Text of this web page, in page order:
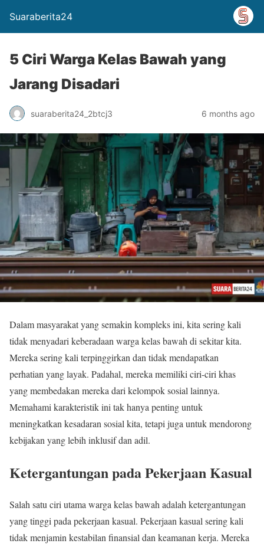
Suaraberita24
5 Ciri Warga Kelas Bawah yang
Jarang Disadari
suaraberita24_2btcj3 6 months ago
Dalam masyarakat yang semakin kompleks ini, kita sering kali
tidak menyadari keberadaan warga kelas bawah di sekitar kita.
Mereka sering kali terpinggirkan dan tidak mendapatkan
perhatian yang layak. Padahal, mereka memiliki ciri-ciri khas
yang membedakan mereka dari kelompok sosial lainnya.
Memahami karakteristik ini tak hanya penting untuk
meningkatkan kesadaran sosial kita, tetapi juga untuk mendorong
kebijakan yang lebih inklusif dan adil.
Ketergantungan pada Pekerjaan Kasual
Salah satu ciri utama warga kelas bawah adalah ketergantungan
yang tinggi pada pekerjaan kasual. Pekerjaan kasual sering kali
tidak menjamin kestabilan finansial dan keamanan kerja. Mereka